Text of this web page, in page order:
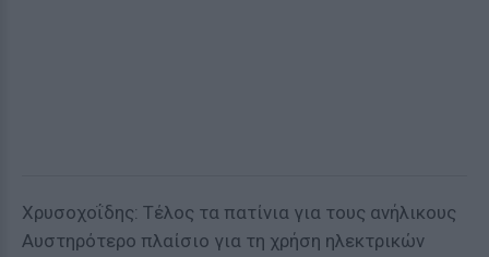
Χρυσοχοΐδης: Τέλος τα πατίνια για τους ανήλικους
Αυστηρότερο πλαίσιο για τη χρήση ηλεκτρικών